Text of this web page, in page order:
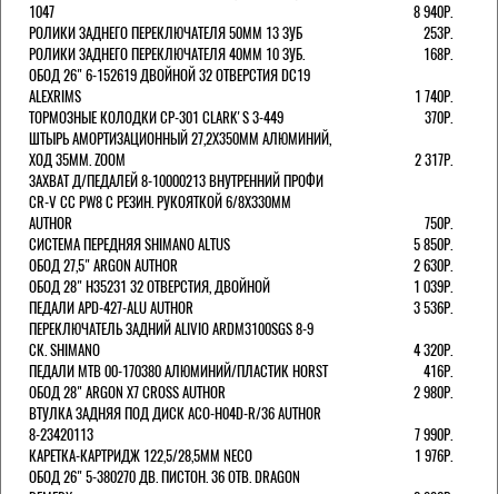
1047
8 940Р.
РОЛИКИ ЗАДНЕГО ПЕРЕКЛЮЧАТЕЛЯ 50ММ 13 ЗУБ
253Р.
РОЛИКИ ЗАДНЕГО ПЕРЕКЛЮЧАТЕЛЯ 40ММ 10 ЗУБ.
168Р.
ОБОД 26" 6-152619 ДВОЙНОЙ 32 ОТВЕРСТИЯ DC19
ALEXRIMS
1 740Р.
ТОРМОЗНЫЕ КОЛОДКИ CP-301 CLARK'S 3-449
370Р.
ШТЫРЬ АМОРТИЗАЦИОННЫЙ 27,2Х350ММ АЛЮМИНИЙ,
ХОД 35ММ. ZOOM
2 317Р.
ЗАХВАТ Д/ПЕДАЛЕЙ 8-10000213 ВНУТРЕННИЙ ПРОФИ
CR-V CC PW8 С РЕЗИН. РУКОЯТКОЙ 6/8X330ММ
AUTHOR
750Р.
СИСТЕМА ПЕРЕДНЯЯ SHIMANO ALTUS
5 850Р.
ОБОД 27,5" ARGON AUTHOR
2 630Р.
ОБОД 28" H35231 32 ОТВЕРСТИЯ, ДВОЙНОЙ
1 039Р.
ПЕДАЛИ APD-427-ALU AUTHOR
3 536Р.
ПЕРЕКЛЮЧАТЕЛЬ ЗАДНИЙ ALIVIO ARDM3100SGS 8-9
СК. SHIMANO
4 320Р.
ПЕДАЛИ MTB 00-170380 АЛЮМИНИЙ/ПЛАСТИК HORST
416Р.
ОБОД 28" ARGON X7 CROSS AUTHOR
2 980Р.
ВТУЛКА ЗАДНЯЯ ПОД ДИСК ACO-H04D-R/36 AUTHOR
8-23420113
7 990Р.
КАРЕТКА-КАРТРИДЖ 122,5/28,5ММ NECO
1 976Р.
ОБОД 26" 5-380270 ДВ. ПИСТОН. 36 ОТВ. DRAGON